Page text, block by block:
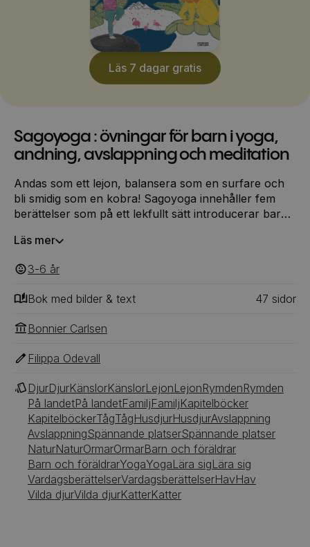
Läs 7 dagar gratis
Sagoyoga : övningar för barn i yoga,
andning, avslappning och meditation
Andas som ett lejon, balansera som en surfare och
bli smidig som en kobra! Sagoyoga innehåller fem
berättelser som på ett lekfullt sätt introducerar barn
allt från flygplan till fjärilar tränas styrka, smidighet
också sagor med övningar för att träna avslappning,
andning och enkel meditation.
Läs mer
3-6 ‎‎ år
Bok med bilder & text 47 ‎‎ sidor
Bonnier Carlsen
Filippa Odevall
DjurDjurKänslorKänslorLejonLejonRymdenRymden
På landetPå landetFamiljFamiljKapitelböcker
KapitelböckerTågTågHusdjurHusdjurAvslappning
AvslappningSpännande platserSpännande platser
NaturNaturOrmarOrmarBarn och föräldrar
Barn och föräldrarYogaYogaLära sigLära sig
VardagsberättelserVardagsberättelserHavHav
Vilda djurVilda djurKatterKatter